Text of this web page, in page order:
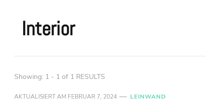
Interior
Showing: 1 - 1 of 1 RESULTS
AKTUALISIERT AM FEBRUAR 7, 2024 LEINWAND